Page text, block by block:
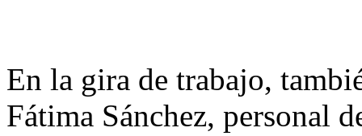
En la gira de trabajo,
Fátima Sánchez, personal